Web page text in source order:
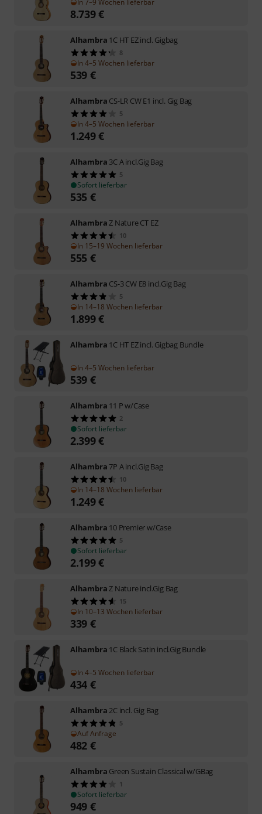
8.739€
Alhambra 1C HT EZ incl. Gigbag
8
In 4–5 Wochen lieferbar
539 €
Alhambra CS-LR CW E1 incl. Gig Bag
5
In 4–5 Wochen lieferbar
1.249€
Alhambra 3C A incl.Gig Bag
5
Sofort lieferbar
535 €
Alhambra Z Nature CT EZ
10
In 15–19 Wochen lieferbar
555 €
Alhambra CS-3 CW E8 incl.Gig Bag
5
In 14–18 Wochen lieferbar
1.899€
Alhambra 1C HT EZ incl. Gigbag Bundle
In 4–5 Wochen lieferbar
539 €
Alhambra 11 P w/Case
2
Sofort lieferbar
2.399€
Alhambra7P A incl.Gig Bag
10
In 14–18 Wochen lieferbar
1.249€
Alhambra 10 Premier w/Case
5
Sofort lieferbar
2.199€
Alhambra Z Nature incl.Gig Bag
15
In 10–13 Wochen lieferbar
339 €
Alhambra 1C Black Satin incl.Gig Bundle
In 4–5 Wochen lieferbar
434 €
Alhambra 2C incl. Gig Bag
5
Auf Anfrage
482 €
Alhambra Green Sustain Classical w/GBag
1
Sofort lieferbar
949 €